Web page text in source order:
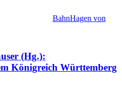
BahnHagen von
(Hg.):
Königreich Württemberg